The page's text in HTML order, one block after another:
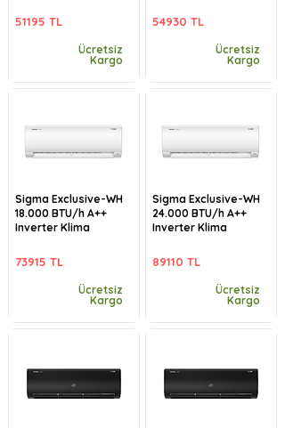
51195 TL
Ücretsiz
Kargo
Sigma Exclusive-WH
18.000 BTU/h A++
Inverter Klima
73915 TL
Ücretsiz
Kargo
54930 TL
Ücretsiz
Kargo
Sigma Exclusive-WH
24.000 BTU/h A++
Inverter Klima
89110 TL
Ücretsiz
Kargo